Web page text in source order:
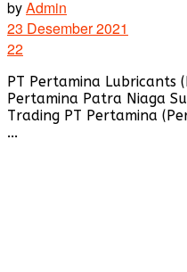
byAdmin
23 Desember 2021
22
PT Pertamina Lubricants
Pertamina Patra Niaga
Trading PT Pertamina
...